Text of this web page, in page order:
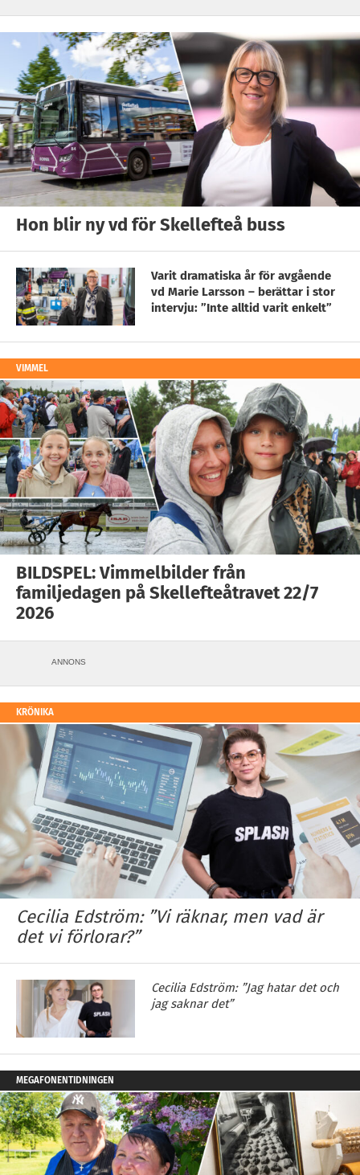
Hon blir ny vd för Skellefteå buss
Varit dramatiska år för avgående
vd Marie Larsson – berättar i stor
intervju: ”Inte alltid varit enkelt”
VIMMEL
BILDSPEL: Vimmelbilder från
familjedagen på Skellefteåtravet 22/7
2026
ANNONS
KRÖNIKA
Cecilia Edström: ”Vi räknar, men vad är
det vi förlorar?”
Cecilia Edström: ”Jag hatar det och
jag saknar det”
MEGAFONENTIDNINGEN